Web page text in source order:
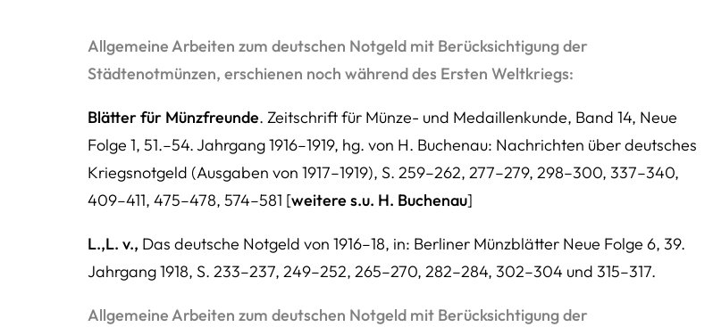
Allgemeine Arbeiten zum deutschen Notgeld mit Berücksichtigung der
Städtenotmünzen, erschienen noch während des Ersten Weltkriegs:
Blätter für Münzfreunde. Zeitschrift für Münze- und Medaillenkunde, Band 14, Neue
Folge 1, 51.–54. Jahrgang 1916–1919, hg. von H. Buchenau: Nachrichten über deutsches
Kriegsnotgeld (Ausgaben von 1917–1919), S. 259–262, 277–279, 298–300, 337–340,
409–411, 475–478, 574–581 [weitere s.u. H. Buchenau]
L.,L. v., Das deutsche Notgeld von 1916–18, in: Berliner Münzblätter Neue Folge 6, 39.
Jahrgang 1918, S. 233–237, 249–252, 265–270, 282–284, 302–304 und 315–317.
Allgemeine Arbeiten zum deutschen Notgeld mit Berücksichtigung der